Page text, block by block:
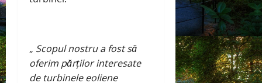
„ Scopul nostru a fost să
oferim părților interesate
de turbinele eoliene